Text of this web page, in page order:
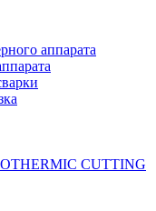
аппарата
CUTTING